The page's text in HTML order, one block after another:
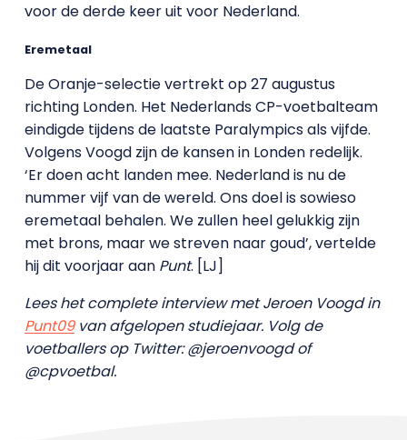
voor de derde keer uit voor Nederland.
Eremetaal
De Oranje-selectie vertrekt op 27 augustus
richting Londen. Het Nederlands CP-voetbalteam
eindigde tijdens de laatste Paralympics als vijfde.
Volgens Voogd zijn de kansen in Londen redelijk.
‘Er doen acht landen mee. Nederland is nu de
nummer vijf van de wereld. Ons doel is sowieso
eremetaal behalen. We zullen heel gelukkig zijn
met brons, maar we streven naar goud’, vertelde
hij dit voorjaar aan Punt. [LJ]
Lees het complete interview met Jeroen Voogd in
Punt09van afgelopen studiejaar. Volg de
voetballers op Twitter: @jeroenvoogd of
@cpvoetbal.